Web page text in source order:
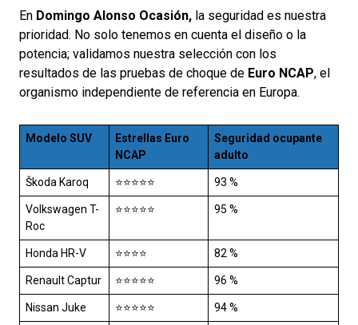
En Domingo Alonso Ocasión, la seguridad es nuestra
prioridad. No solo tenemos en cuenta el diseño o la
potencia; validamos nuestra selección con los
resultados de las pruebas de choque de Euro NCAP, el
organismo independiente de referencia en Europa.
Modelo SUV
Estrellas Euro
NCAP
Seguridad ocupante
adulto
Škoda Karoq ⭐⭐⭐⭐⭐ 93 %
Volkswagen T-
Roc
⭐⭐⭐⭐⭐ 95 %
Honda HR-V ⭐⭐⭐⭐ 82 %
Renault Captur ⭐⭐⭐⭐⭐ 96 %
Nissan Juke ⭐⭐⭐⭐⭐ 94 %